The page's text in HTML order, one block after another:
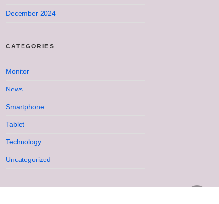
December 2024
CATEGORIES
Monitor
News
Smartphone
Tablet
Technology
Uncategorized